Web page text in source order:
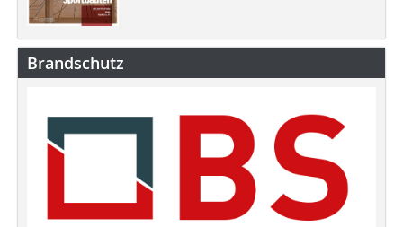
Brandschutz